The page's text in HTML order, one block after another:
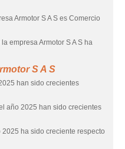
Armotor S A S es Comercio
empresa Armotor S A S ha
S A S
han sido crecientes
año 2025 han sido crecientes
ha sido creciente respecto